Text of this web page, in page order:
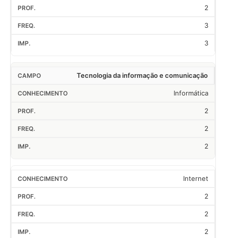
2
3
3
Tecnologia da informação e comunicação
Informática
2
2
2
Internet
2
2
2